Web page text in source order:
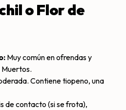
o Flor de
Muy común en ofrendas y
Contiene tiopeno, una
de contacto (si se frota),